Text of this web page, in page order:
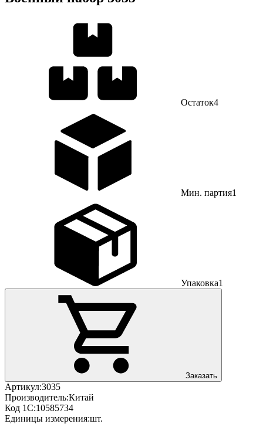
Остаток4
Мин. партия1
Упаковка1
Заказать
Артикул:3035
Производитель:Китай
Код 1С:10585734
Единицы измерения:шт.